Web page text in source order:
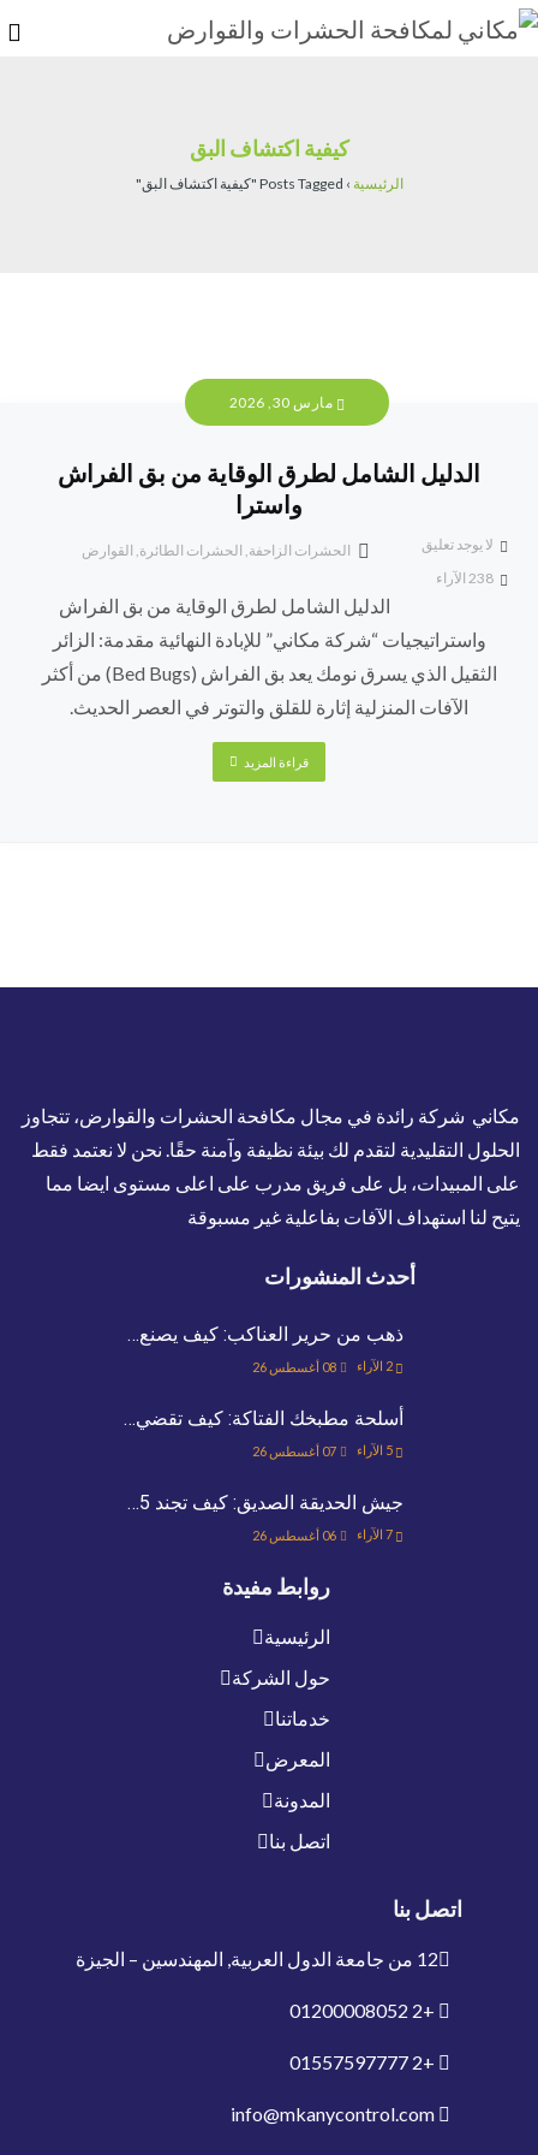
كيفية اكتشاف البق
الرئيسية › Posts Tagged "كيفية اكتشاف البق"
مارس 30, 2026
الدليل الشامل لطرق الوقاية من بق الفراش
واسترا
الحشرات الزاحفة, الحشرات الطائرة, القوارض
لا يوجد تعليق
الآراء
الدليل الشامل لطرق الوقاية من بق الفراش
واستراتيجيات “شركة مكاني” للإبادة النهائية مقدمة: الزائر
الثقيل الذي يسرق نومك يعد بق الفراش (Bed Bugs) من أكثر
الآفات المنزلية إثارة للقلق والتوتر في العصر الحديث.
قراءة المزيد
مكاني شركة رائدة في مجال مكافحة الحشرات والقوارض، تتجاوز
الحلول التقليدية لتقدم لك بيئة نظيفة وآمنة حقًا. نحن لا نعتمد فقط
على المبيدات، بل على فريق مدرب على اعلى مستوى ايضا مما
يتيح لنا استهداف الآفات بفاعلية غير مسبوقة
أحدث المنشورات
ذهب من حرير العناكب: كيف يصنع…
08 أغسطس 26 2 الآراء
أسلحة مطبخك الفتاكة: كيف تقضي…
07 أغسطس 26 5 الآراء
جيش الحديقة الصديق: كيف تجند 5…
06 أغسطس 26 7 الآراء
روابط مفيدة
الرئيسية
حول الشركة
خدماتنا
المعرض
المدونة
اتصل بنا
اتصل بنا
12 من جامعة الدول العربية, المهندسين – الجيزة
+2
01200008052
+2
01557597777